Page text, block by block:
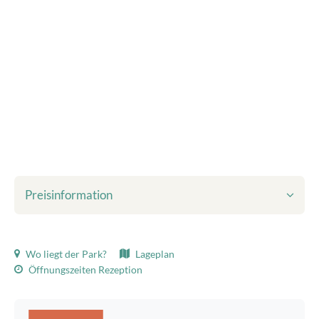
Preisinformation
Inbegriffen im angezeigten Preis:
Kurtaxe
Bettwäsche
WLAN
Wo liegt der Park?
Lageplan
Öffnungszeiten Rezeption